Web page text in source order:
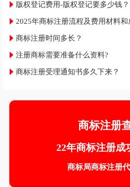
版权登记费用-版权登记要多少钱？
2025年商标注册流程及费用材料和
商标注册时间多长？
注册商标需要准备什么资料?
商标注册受理通知书多久下来？
商标注册
22年商标注册成
商标局商标注册